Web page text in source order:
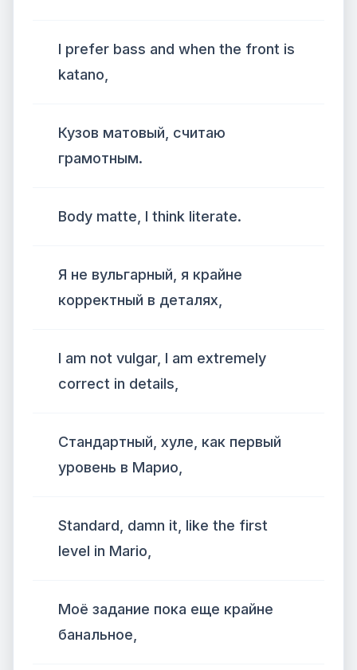
I prefer bass and when the front is
katano,
Кузов матовый, считаю
грамотным.
Body matte, I think literate.
Я не вульгарный, я крайне
корректный в деталях,
I am not vulgar, I am extremely
correct in details,
Стандартный, хуле, как первый
уровень в Марио,
Standard, damn it, like the first
level in Mario,
Моё задание пока еще крайне
банальное,